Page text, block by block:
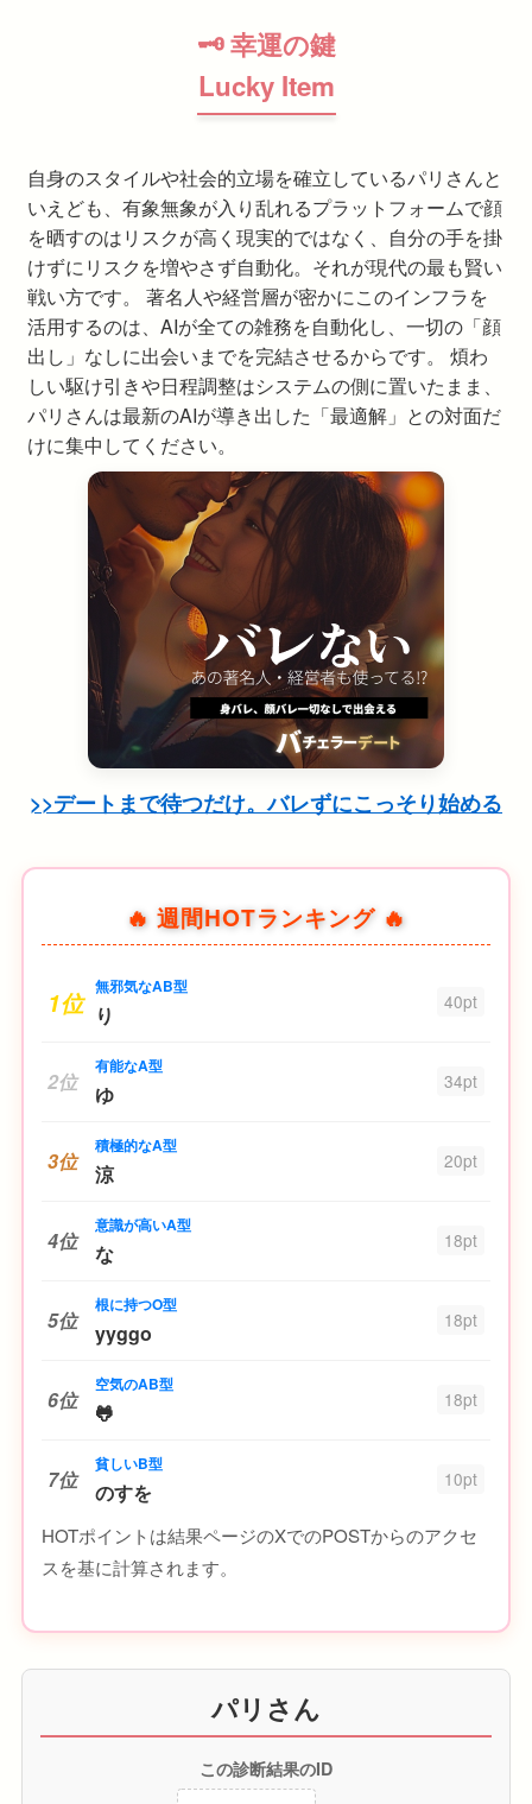
🗝 幸運の鍵
Lucky Item
自身のスタイルや社会的立場を確立しているパリさんと
いえども、有象無象が入り乱れるプラットフォームで顔
を晒すのはリスクが高く現実的ではなく、自分の手を掛
けずにリスクを増やさず自動化。それが現代の最も賢い
戦い方です。 著名人や経営層が密かにこのインフラを
活用するのは、AIが全ての雑務を自動化し、一切の「顔
出し」なしに出会いまでを完結させるからです。 煩わ
しい駆け引きや日程調整はシステムの側に置いたまま、
パリさんは最新のAIが導き出した「最適解」との対面だ
けに集中してください。
>>デートまで待つだけ。バレずにこっそり始める
🔥 週間HOTランキング 🔥
1位 無邪気なAB型
り 40pt
2位
有能なA型
ゆ 34pt
3位
積極的なA型
涼 20pt
4位
意識が高いA型
な 18pt
5位
根に持つO型
yyggo 18pt
6位
空気のAB型
🐸 18pt
7位
貧しいB型
のすを 10pt
HOTポイントは結果ページのXでのPOSTからのアクセ
スを基に計算されます。
パリさん
この診断結果のID